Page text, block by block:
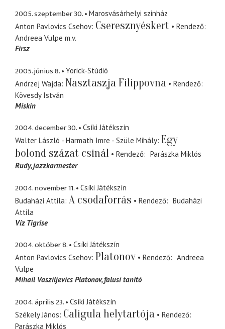
2005. szeptember 30.
Marosvásárhelyi szinház
Anton Pavlovics Csehov Cseresznyéskert
Rendező
Andreea Vulpe m.v.
Firsz
2005. június 8.
Yorick-Stúdió
Andrzej Wajda Nasztaszja Filippovna
Rendező
Kövesdy István
Miskin
2004. december 30.
Csíki Játékszín
Walter László - Harmath Imre - Szüle Mihály Egy
bolond százat csinál
Rendező
Parászka Miklós
Rudy jazzkarmester
2004. november 11.
Csíki Játékszín
Budaházi Attila A csodaforrás Rendező
Budaházi
Attila
Víz Tigrise
2004. október 8.
Csíki Játékszín
Anton Pavlovics Csehov Platonov Rendező
Andreea
Vulpe
Mihail Vasziljevics Platonov falusi tanító
2004. április 23.
Csíki Játékszín
Székely János Caligula helytartója
Rendező
Parászka Miklós